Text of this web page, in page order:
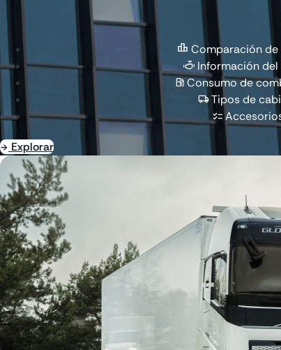
Comparación
Información
Consumo de
Tipos de
Explorar